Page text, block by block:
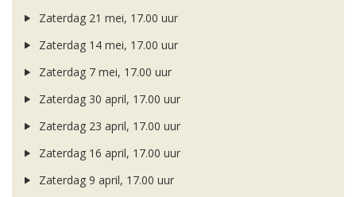
Zaterdag 21 mei, 17.00 uur
Zaterdag 14 mei, 17.00 uur
Zaterdag 7 mei, 17.00 uur
Zaterdag 30 april, 17.00 uur
Zaterdag 23 april, 17.00 uur
Zaterdag 16 april, 17.00 uur
Zaterdag 9 april, 17.00 uur